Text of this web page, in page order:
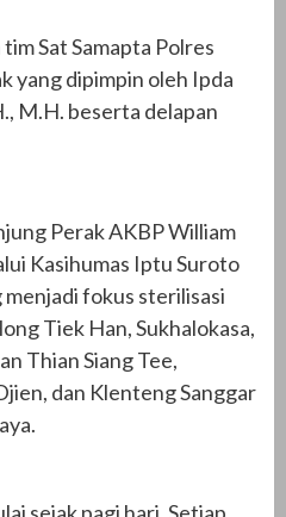
Sat Samapta Polres
yang dipimpin oleh Ipda
M.H. beserta delapan
Perak AKBP William
Kasihumas Iptu Suroto
menjadi fokus sterilisasi
Tiek Han, Sukhalokasa,
Thian Siang Tee,
dan Klenteng Sanggar